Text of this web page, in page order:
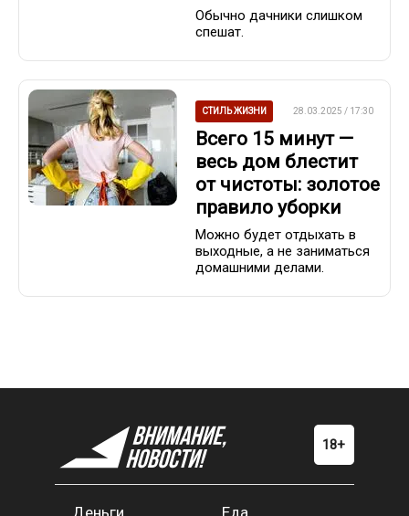
Обычно дачники слишком
спешат.
СТИЛЬ ЖИЗНИ 28.03.2025 / 17:30
Всего 15 минут —
весь дом блестит
от чистоты: золотое
правило уборки
Можно будет отдыхать в
выходные, а не заниматься
домашними делами.